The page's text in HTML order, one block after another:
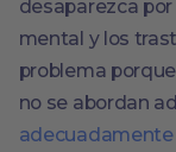
desaparezca
mental y los
problema
no se abordan